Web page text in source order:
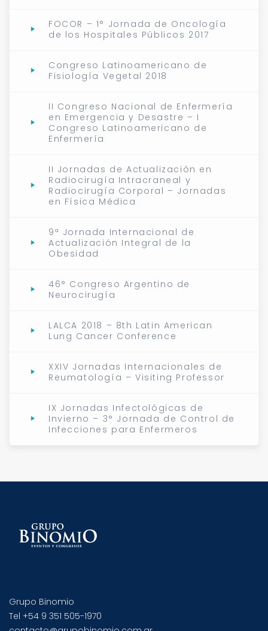
FOCOR – 1° Jornada de Oncología
de los Hospitales Públicos 2017
Congreso Latinoamericano de
Fisiología Vegetal 2018
II Congreso Nacional de Enfermería
en Emergencia y Desastre – I
Congreso Latinoamericano de
Enfermería
II Jornadas de Actualización en
Radiocirugía Intracraneal y
Radiocirugía Corporal – Jornadas
en Física Médica
9ª Jornada Internacional de
Actualización Integral de la
Obesidad
46° Congreso Argentino de
Neurocirugía
LALCA 2018 – 8th Latin American
Lung Cancer Conference
XXIV Jornadas Internacionales de
Reumatología – Visiting Professor
IX Jornadas Infectológicas de
Invierno – 3° Jornada de Control de
Infecciones para Enfermeros
Grupo Binomio
Tel +54 9 351 505-1970